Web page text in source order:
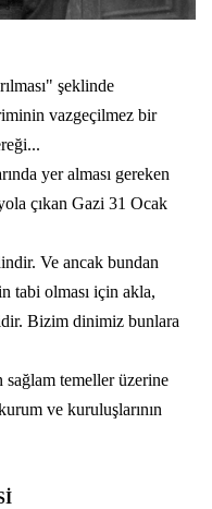
şeklinde
vazgeçilmez bir
yer alması gereken
çıkan Gazi 31 Ocak
Ve ancak bundan
tabi olması için akla,
Bizim dinimiz bunlara
temeller üzerine
ve kuruluşlarının